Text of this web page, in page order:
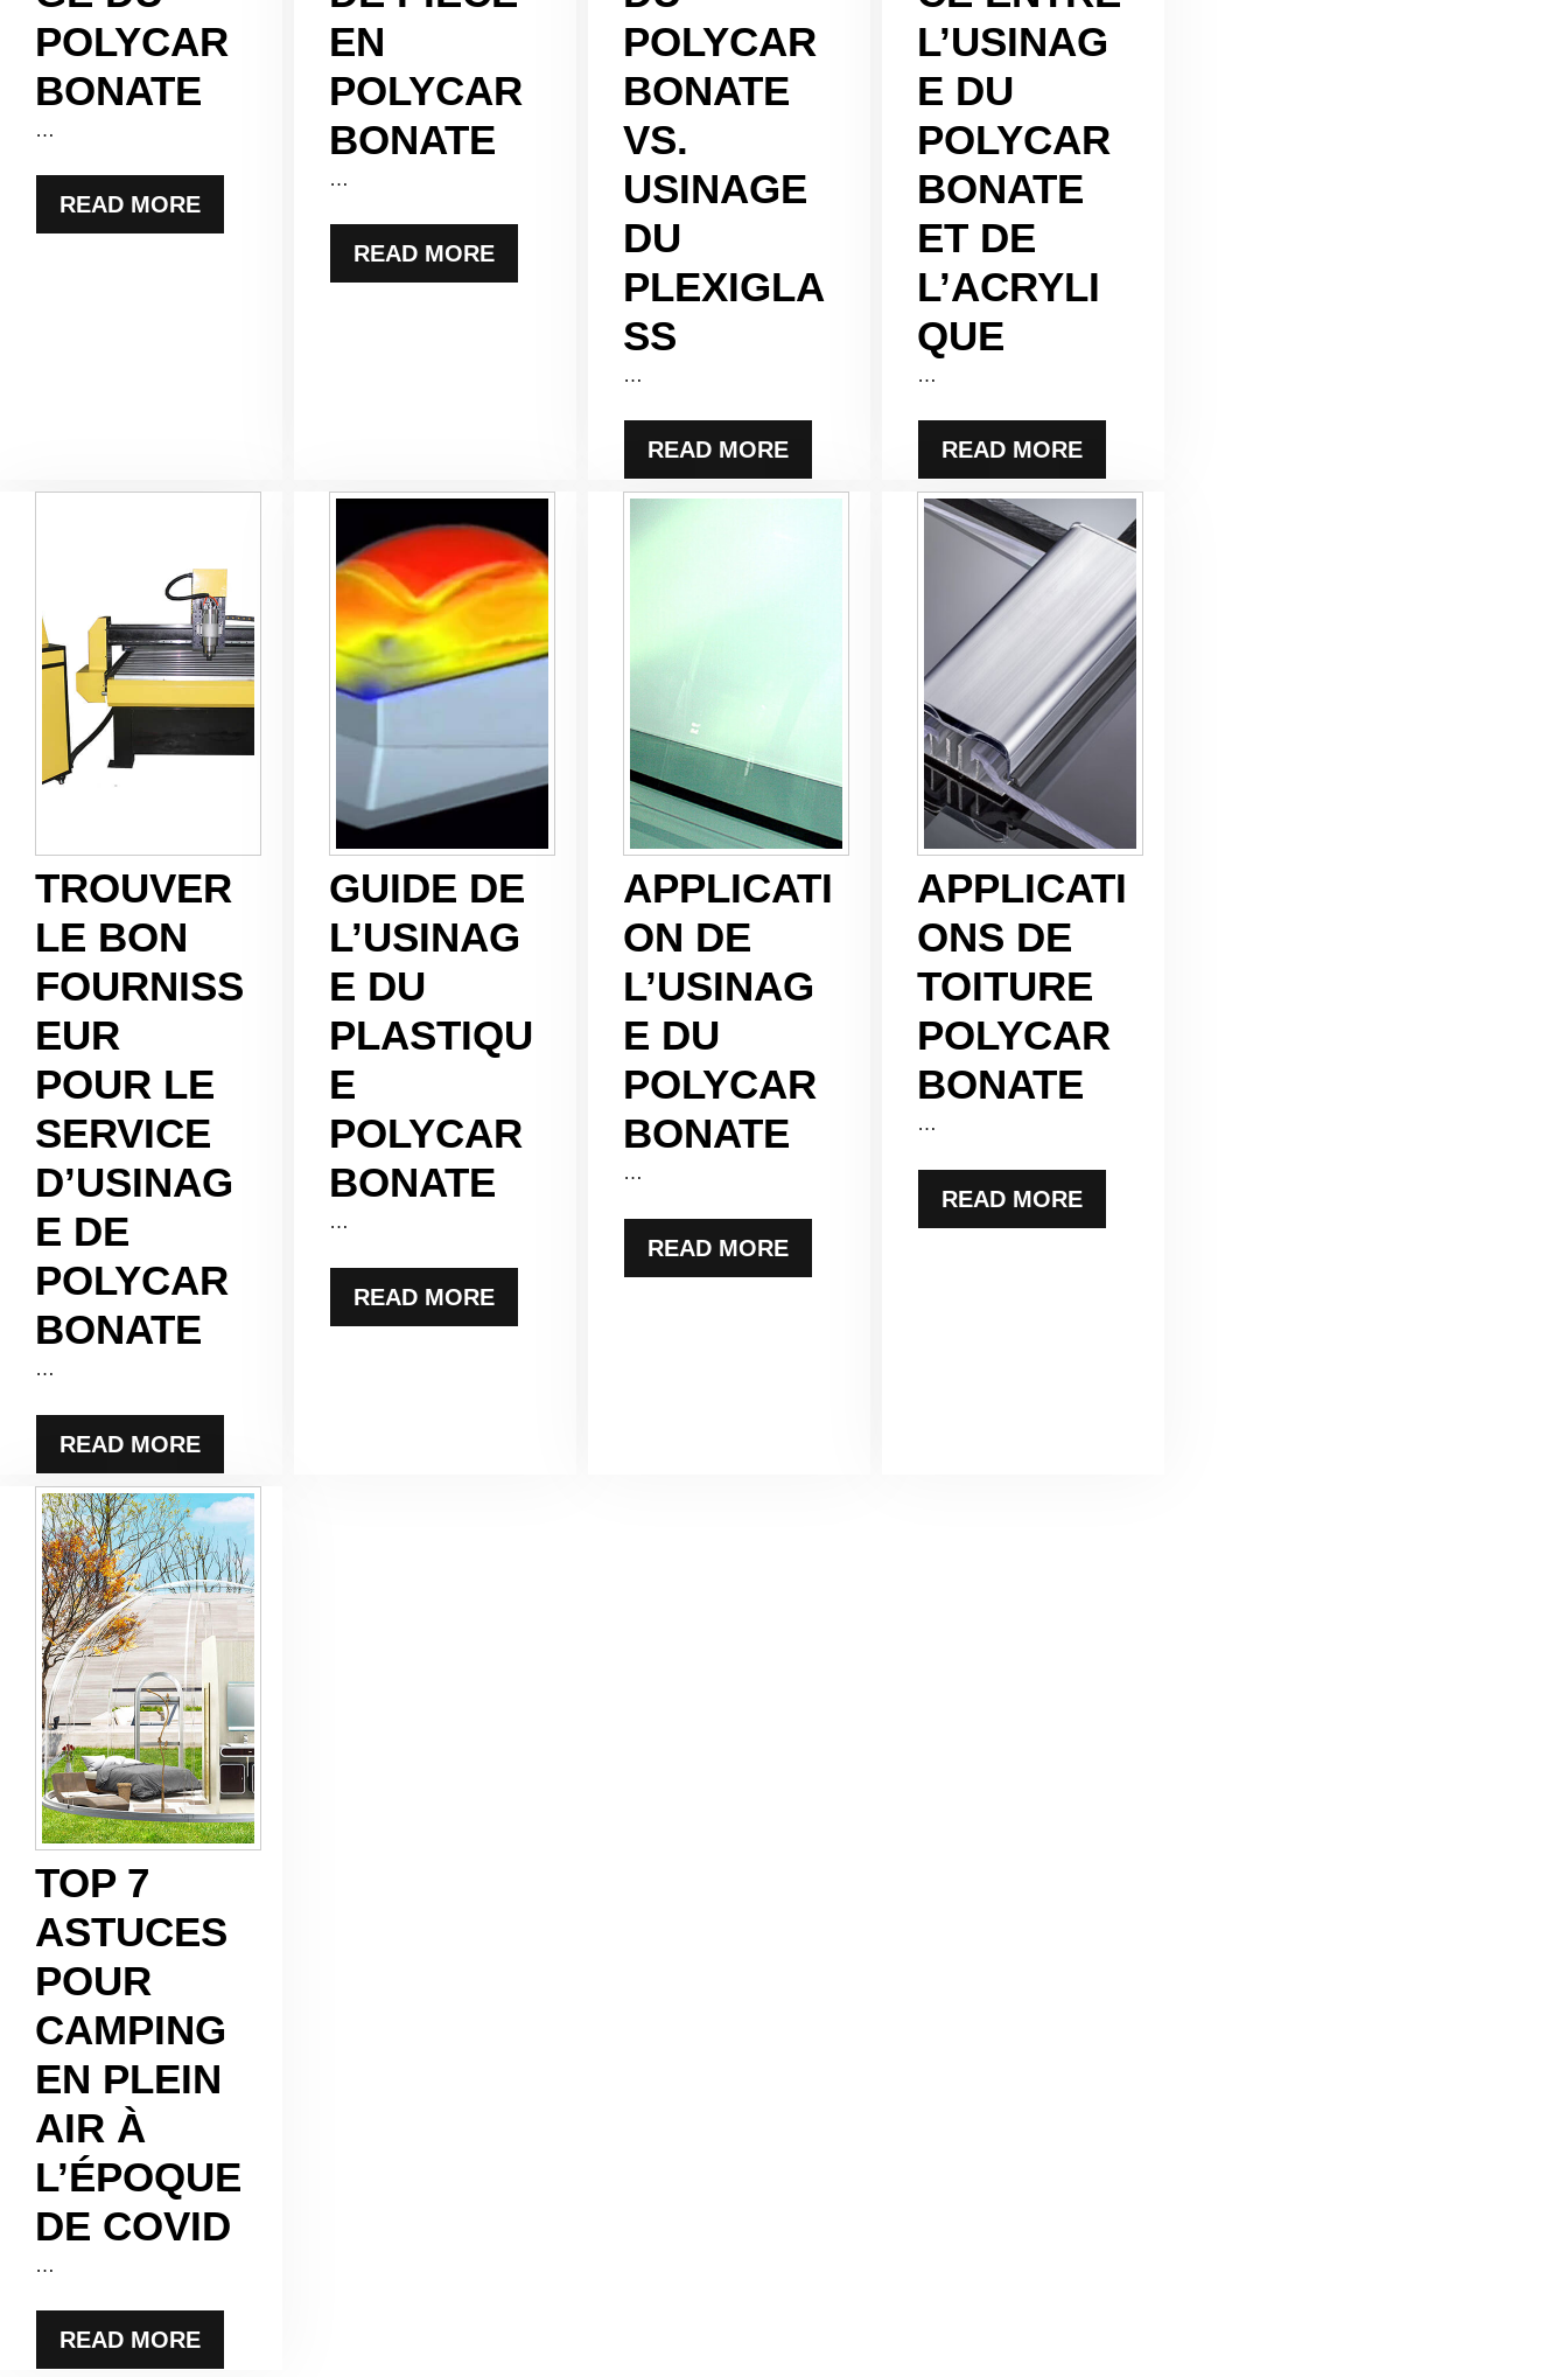
POLYCAR
BONATE
…
READ MORE
EN
POLYCAR
BONATE
…
READ MORE
POLYCAR
BONATE
VS.
USINAGE
DU
PLEXIGLA
SS
…
READ MORE
L’USINAG
E DU
POLYCAR
BONATE
ET DE
L’ACRYLI
QUE
…
READ MORE
TROUVER
LE BON
FOURNISS
EUR
POUR LE
SERVICE
D’USINAG
E DE
POLYCAR
BONATE
…
READ MORE
GUIDE DE
L’USINAG
E DU
PLASTIQU
E
POLYCAR
BONATE
…
READ MORE
APPLICATI
ON DE
L’USINAG
E DU
POLYCAR
BONATE
…
READ MORE
APPLICATI
ONS DE
TOITURE
POLYCAR
BONATE
…
READ MORE
TOP 7
ASTUCES
POUR
CAMPING
EN PLEIN
AIR À
L’ÉPOQUE
DE COVID
…
READ MORE